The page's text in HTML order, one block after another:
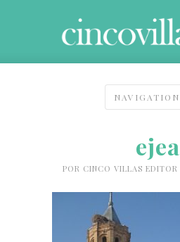
ejea
POR CINCO VILLAS EDITOR